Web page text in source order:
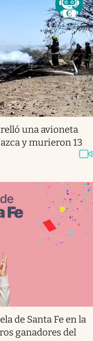
una avioneta
y murieron 13
de Santa Fe en la
ganadores del